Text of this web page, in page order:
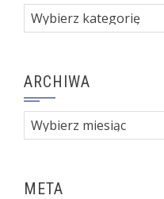
Kategorie
ARCHIWA
Archiwa
META